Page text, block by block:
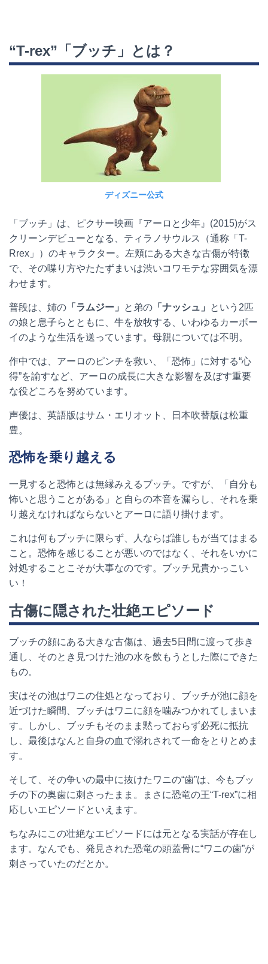
“T-rex”「ブッチ」とは？
ディズニー公式
「ブッチ」は、ピクサー映画『アーロと少年』(2015)がス
クリーンデビューとなる、ティラノサウルス（通称「T-
Rrex」）のキャラクター。左頬にある大きな古傷が特徴
で、その喋り方やたたずまいは渋いコワモテな雰囲気を漂
わせます。
普段は、姉の 「ラムジー」 と弟の 「ナッシュ」
という2匹
の娘と息子らとともに、牛を放牧する、いわゆるカーボー
イのような生活を送っています。母親については不明。
作中では、アーロのピンチを救い、「恐怖」に対する“心
得”を諭すなど、アーロの成長に大きな影響を及ぼす重要
な役どころを努めています。
声優は、英語版はサム・エリオット、日本吹替版は松重
豊。
恐怖を乗り越える
一見すると恐怖とは無縁みえるブッチ。ですが、「自分も
怖いと思うことがある」と自らの本音を漏らし、それを乗
り越えなければならないとアーロに語り掛けます。
これは何もブッチに限らず、人ならば誰しもが当てはまる
こと。恐怖を感じることが悪いのではなく、それをいかに
対処することこそが大事なのです。ブッチ兄貴かっこい
い！
古傷に隠された壮絶エピソード
ブッチの顔にある大きな古傷は、過去5日間に渡って歩き
通し、そのとき見つけた池の水を飲もうとした際にできた
もの。
実はその池はワニの住処となっており、ブッチが池に顔を
近づけた瞬間、ブッチはワニに顔を噛みつかれてしまいま
す。しかし、ブッチもそのまま黙っておらず必死に抵抗
し、最後はなんと自身の血で溺れされて一命をとりとめま
す。
そして、その争いの最中に抜けたワニの“歯”は、今もブッ
チの下の奥歯に刺さったまま。まさに恐竜の王“T-rex”に相
応しいエピソードといえます。
ちなみにこの壮絶なエピソードには元となる実話が存在し
ます。なんでも、発見された恐竜の頭蓋骨に“ワニの歯”が
刺さっていたのだとか。